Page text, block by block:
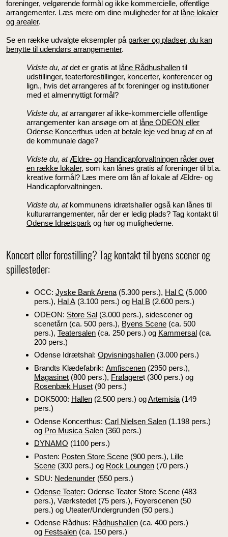
foreninger, velgørende formål og ikke kommercielle, offentlige
arrangementer. Læs mere om dine muligheder for at låne lokaler
og arealer.
Se en række udvalgte eksempler på parker og pladser, du kan
benytte til udendørs arrangementer.
Vidste du, atdet er gratis at låne Rådhushallen til
udstillinger, teaterforestillinger, koncerter, konferencer og
lign., hvis det arrangeres af fx foreninger og institutioner
med et almennyttigt formål?
Vidste du, atarrangører af ikke-kommercielle offentlige
arrangementer kan ansøge om at låne ODEON eller
Odense Koncerthus uden at betale leje ved brug af en af
de kommunale dage?
Vidste du, atÆldre- og Handicapforvaltningen råder over
en række lokaler, som kan lånes gratis af foreninger til bl.a.
kreative formål? Læs mere om lån af lokale af Ældre- og
Handicapforvaltningen.
Vidste du, atkommunens idrætshaller også kan lånes til
kulturarrangementer, når der er ledig plads? Tag kontakt til
Odense Idrætspark og hør og mulighederne.
Koncert eller forestilling? Tag kontakt til byens scener og
spillesteder:
OCC: Jyske Bank Arena(5.300 pers.), Hal C (5.000
pers.), Hal A (3.100 pers.) og Hal B (2.600 pers.)
ODEON: Store Sal (3.000 pers.), sidescener og
scenetårn (ca. 500 pers.), Byens Scene (ca. 500
pers.), Teatersalen (ca. 250 pers.) og Kammersal (ca.
200 pers.)
Odense Idrætshal: Opvisningshallen (3.000 pers.)
Brandts Klædefabrik: Amfiscenen (2950 pers.),
Magasinet (800 pers.), Frølageret (300 pers.) og
Rosenbæk Huset (90 pers.)
DOK5000: Hallen (2.500 pers.) ogArtemisia(149
pers.)
Odense Koncerthus: Carl Nielsen Salen (1.198 pers.)
og Pro Musica Salen (360 pers.)
DYNAMO (1100 pers.)
Posten: Posten Store Scene (900 pers.), Lille
Scene (300 pers.) og Rock Loungen (70 pers.)
SDU: Nedenunder (550 pers.)
Odense Teater: Odense Teater Store Scene (483
pers.), Værkstedet (75 pers.), Foyerscenen (50
pers.) og Uteater/Undergrunden (50 pers.)
Odense Rådhus: Rådhushallen (ca. 400 pers.)
og Festsalen (ca. 150 pers.)